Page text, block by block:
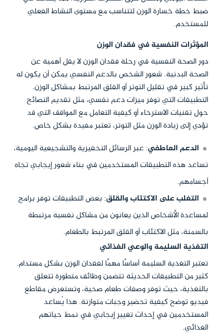
ضبط خطة خسارة الوزن لتتناسب مع مستوى النشاط الفعلي
للمستخدم.
المؤثرات النفسية في فقدان الوزن
دور الصحة النفسية في رحلة فقدان الوزن لا يقل أهمية عن
الصحة البدنية. شعور الشخص بالدعم النفسي يمكن أن يكون له
تأثير كبير في تقليل التوتر أو القلق المرتبط بمشاكل الوزن.
التطبيقات التي توفر ميزات دعم نفسي، مثل تقديم النصائح
حول تقنيات الاسترخاء أو كيفية التعامل مع المواقف التي قد
تؤدي إلى زيادة الوزن مثل التوتر، تعتبر مفيدة بشكل خاص.
الدعم العاطفي: عبر الرسائل التحفيزية والتشجيعية اليومية،
تساعد هذه التطبيقات المستخدمين في بناء شعور إيجابي تجاه
أجسامهم.
التغلب على الاكتئاب والقلق: بعض التطبيقات توفر برامج
لمساعدة الأشخاص الذين يعانون من مشاكل نفسية مرتبطة
بالسمنة، مثل الاكتئاب أو القلق المرتبط بالطعام.
التغذية السليمة والوعي الغذائي
تعتبر التغذية السليمة أساسًا مهمًا لفقدان الوزن بشكل مستدام.
كثير من التطبيقات الحديثة تتضمن وظائف متطورة تتعلق
بالتغذية، حيث توفر وصفات طعام صحية، وتستعرض مقاطع
فيديو توضح كيفية تحضير وجبات متوازنة. هذا يُساعد
المستخدمين في إحداث تغيير إيجابي في نمط حياتهم
الغذائي.